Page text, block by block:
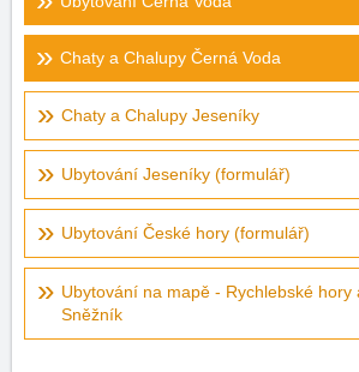
Chaty a Chalupy Černá Voda
Chaty a Chalupy Jeseníky
Ubytování Jeseníky (formulář)
Ubytování České hory (formulář)
Ubytování na mapě - Rychlebské hory
Sněžník